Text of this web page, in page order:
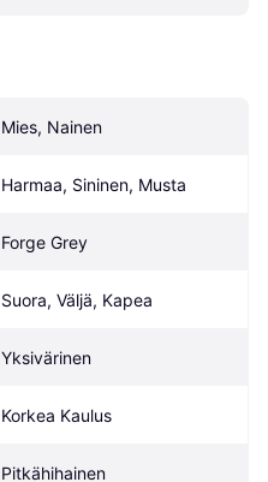
Mies, Nainen
Harmaa, Sininen, Musta
Forge Grey
Suora, Väljä, Kapea
Yksivärinen
Korkea Kaulus
Pitkähihainen